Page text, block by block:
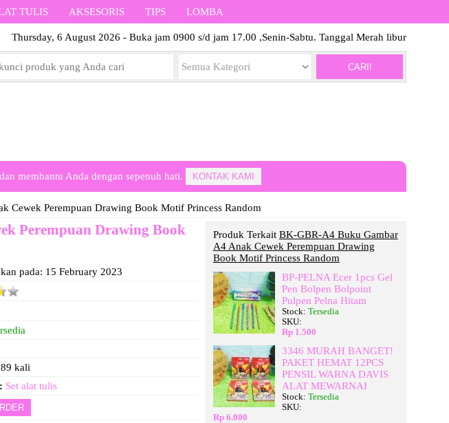
TULIS AKSESORIS TIPS LOMBA
Thursday, 6 August 2026 - Buka jam 0900 s/d jam 17.00 ,Senin-Sabtu. Tanggal Merah libur
CARI!
membantu Anda dengan sepenuh hati. KONTAK KAMI
Cewek Perempuan Drawing Book Motif Princess Random
Perempuan Drawing Book
pada: 15 February 2023
kali
Set alat tulis
Produk Terkait BK-GBR-A4 Buku Gambar
A4 Anak Cewek Perempuan Drawing
Book Motif Princess Random
BP-PELNA Ecer 1pcs Gel
Pen Bolpen Bolpoint
Pulpen Pelna Hitam
Stock: Tersedia
SKU:
Rp 1.500
3346 MURAH BANGET!
PAKET HEMAT 12PCS
PENSIL WARNA DAVIS
ALAT MEWARNAI
Stock: Tersedia
SKU:
Rp 6.000